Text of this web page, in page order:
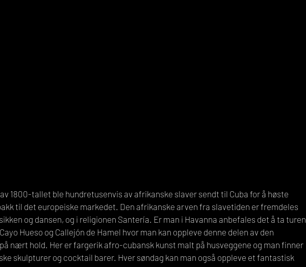
1800-tallet ble hundretusenvis av afrikanske slaver sendt til Cuba for å høste
til det europeiske markedet. Den afrikanske arven fra slavetiden er fremdeles
og dansen, og i religionen Santería. Er man i Havanna anbefales det å ta turen
Hueso og Callejón de Hamel hvor man kan oppleve denne delen av den
nært hold. Her er fargerik afro-cubansk kunst malt på husveggene og man finner
skulpturer og cocktail barer. Hver søndag kan man også oppleve et fantastisk